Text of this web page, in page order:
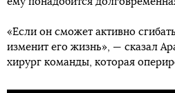
«Если он сможет активно
изменит его жизнь», — сказал
хирург команды, которая